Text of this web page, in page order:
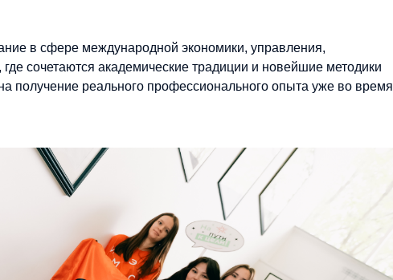
в сфере международной экономики, управления,
сочетаются академические традиции и новейшие методики
получение реального профессионального опыта уже во время